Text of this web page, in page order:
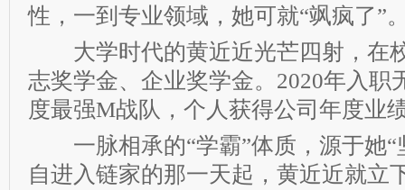
性，一到专业领域，她可就“飒疯了”
大学时代的黄近近光芒四射，在
志奖学金、企业奖学金。2020年入职
度最强M战队，个人获得公司年度业
一脉相承的“学霸”体质，源于她“
自进入链家的那一天起，黄近近就立